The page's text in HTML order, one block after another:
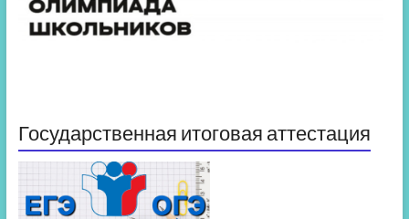
Государственная итоговая аттестация